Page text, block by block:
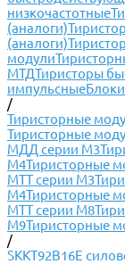
низкочастотные
(аналоги)
(аналоги)
модули
МТДТиристоры
импульсные
/
Тиристорные
Тиристорные
МДД серии М3
М4Тиристорные
МТТ серии М3
М4Тиристорные
МТТ серии М8
М9Тиристорные
/
SKKT92B16E